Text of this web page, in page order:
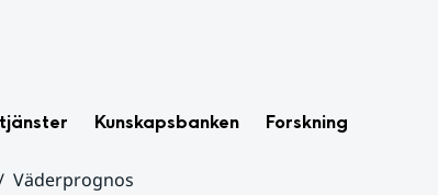
Kunskapsbanken Forskning
Väderprognos